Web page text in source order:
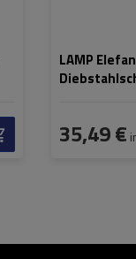
LAMP
35,49 €